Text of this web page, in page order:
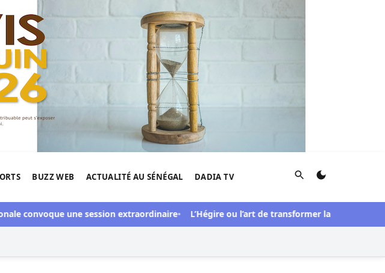
BUZZ WEB ACTUALITÉ AU SÉNÉGAL DADIA TV Rechercher
une session extraordinaire L’Hégire ou l’art de transformer la vulnérabilité en